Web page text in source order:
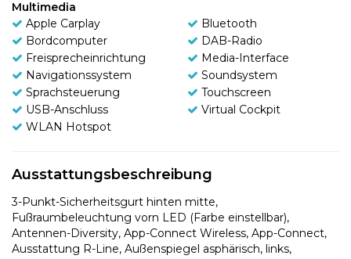
Multimedia
Apple Carplay
Bluetooth
Bordcomputer
DAB-Radio
Freisprecheinrichtung
Media-Interface
Navigationssystem
Soundsystem
Sprachsteuerung
Touchscreen
USB-Anschluss
Virtual Cockpit
WLAN Hotspot
Ausstattungsbeschreibung
3-Punkt-Sicherheitsgurt hinten mitte,
Fußraumbeleuchtung vorn LED (Farbe einstellbar),
Antennen-Diversity, App-Connect Wireless, App-Connect,
Ausstattung R-Line, Außenspiegel asphärisch, links,